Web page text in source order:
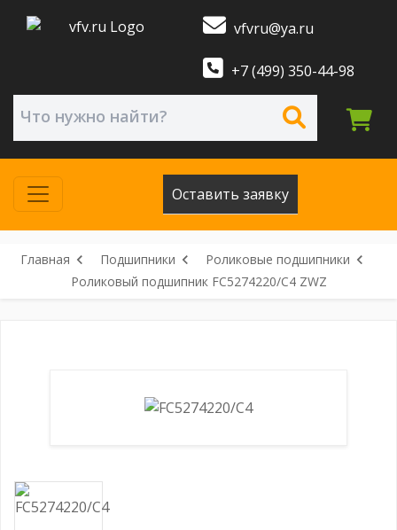
vfvru@ya.ru
+7 (499) 350-44-98
Оставить заявку
Главная Подшипники
Роликовые подшипники
Роликовый подшипник FC5274220/C4 ZWZ